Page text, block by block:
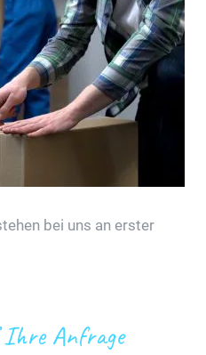
bei uns an erster
Anfrage